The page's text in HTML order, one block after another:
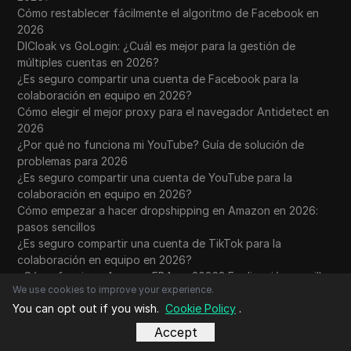
Cómo restablecer fácilmente el algoritmo de Facebook en
2026
DICloak vs GoLogin: ¿Cuál es mejor para la gestión de
múltiples cuentas en 2026?
¿Es seguro compartir una cuenta de Facebook para la
colaboración en equipo en 2026?
Cómo elegir el mejor proxy para el navegador Antidetect en
2026
¿Por qué no funciona mi YouTube? Guía de solución de
problemas para 2026
¿Es seguro compartir una cuenta de YouTube para la
colaboración en equipo en 2026?
Cómo empezar a hacer dropshipping en Amazon en 2026:
pasos sencillos
¿Es seguro compartir una cuenta de TikTok para la
colaboración en equipo en 2026?
¿Cómo funciona Amazon FBA en 2026? Explicación sencilla
Cómo corregir "Etsy ha ocurrido un error" en 2026
Mejores sitios web de proxy para colegios en 2026:
opciones seguras y fiables
We use cookies to improve your experience.
You can opt out if you wish. Cookie Policy .
Accept